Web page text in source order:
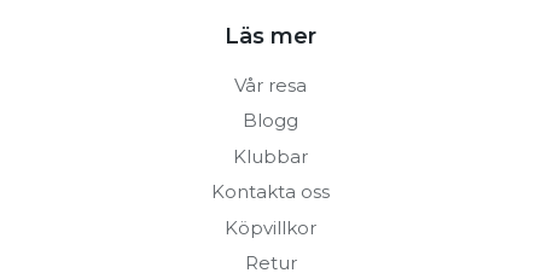
Läs mer
Vår resa
Blogg
Klubbar
Kontakta oss
Köpvillkor
Retur